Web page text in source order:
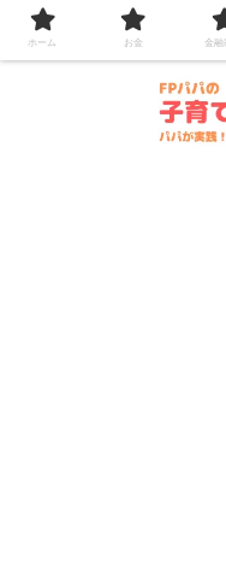
コンテンツへスキップ
ホーム お金 金融